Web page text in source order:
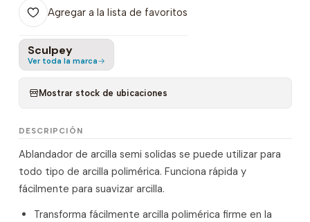
Agregar a la lista de favoritos
Sculpey
Ver toda la marca
Mostrar stock de ubicaciones
DESCRIPCIÓN
Ablandador de arcilla semi solidas se puede utilizar para
todo tipo de arcilla polimérica. Funciona rápida y
fácilmente para suavizar arcilla.
Transforma fácilmente arcilla polimérica firme en la